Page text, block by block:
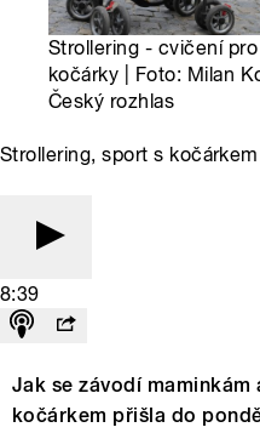
Strollering - cvičení
kočárky | Foto: Milan
Český rozhlas
Strollering, sport s kočárkem
8:39
Jak se závodí maminkám
kočárkem přišla do